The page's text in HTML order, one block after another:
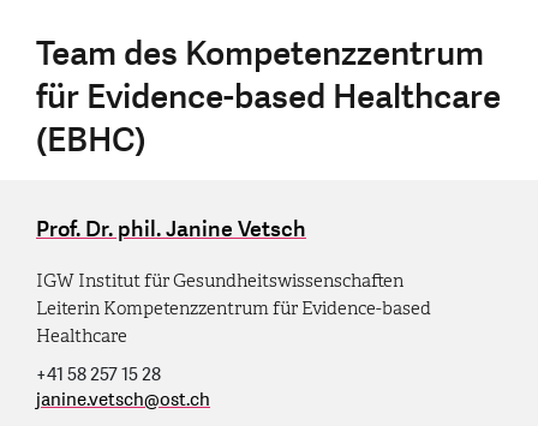
Team des Kompetenzzentrum
für Evidence-based Healthcare
(EBHC)
Prof. Dr. phil. Janine Vetsch
IGW Institut für Gesundheitswissenschaften
Leiterin Kompetenzzentrum für Evidence-based
Healthcare
+41 58 257 15 28
janine.vetsch@ost.ch